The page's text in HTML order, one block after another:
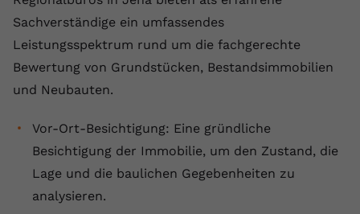
Sachverständige ein umfassendes
Leistungsspektrum rund um die fachgerechte
Bewertung von Grundstücken, Bestandsimmobilien
und Neubauten.
Vor-Ort-Besichtigung: Eine gründliche
Besichtigung der Immobilie, um den Zustand, die
Lage und die baulichen Gegebenheiten zu
analysieren.
Laufzeit Session
Videos von YouTube der Nutzer
gesehen hat.
Name